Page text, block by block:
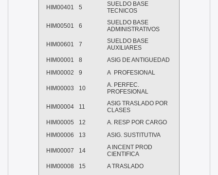
HIM00401 5
SUELDO BASE
TECNICOS
HIM00501 6
SUELDO BASE
ADMINISTRATIVOS
HIM00601 7
SUELDO BASE
AUXILIARES
HIM00001
8
ASIG DE ANTIGUEDAD
HIM00002
9 A PROFESIONAL
HIM00003 10
A. PERFEC.
PROFESIONAL
HIM00004 11
ASIG TRASLADO POR
CLASES
HIM00005
12
A. RESP POR CARGO
HIM00006
13 ASIG. SUSTITUTIVA
HIM00007 14
A INCENT PROD
CIENTIFICA
HIM00008
15
A TRASLADO